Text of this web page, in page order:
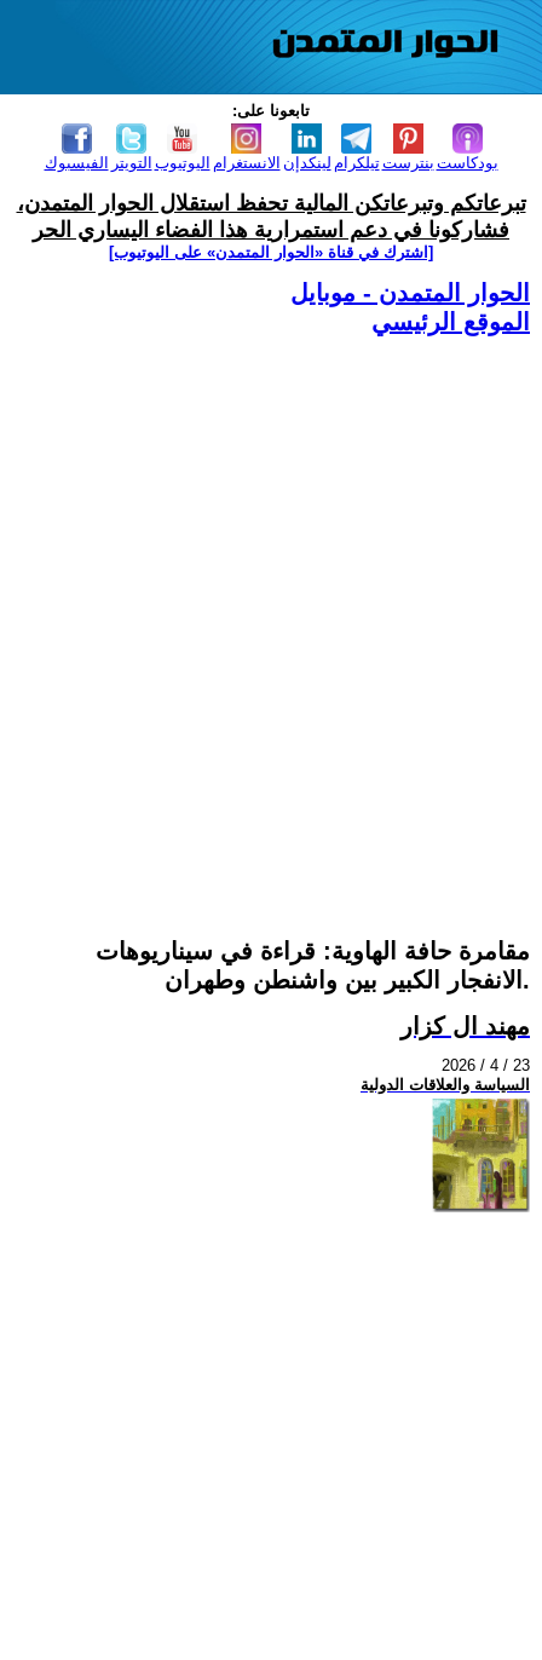
تابعونا على:
الفيسبوك التويتر اليوتيوب الانستغرام لينكدإن تيلكرامبنترست بودكاست
تبرعاتكم وتبرعاتكن المالية تحفظ استقلال الحوار المتمدن،
فشاركونا في دعم استمرارية هذا الفضاء اليساري الحر
[اشترك في قناة ‫«الحوار المتمدن» على اليوتيوب]
الحوار المتمدن - موبايل
الموقع الرئيسي
مقامرة حافة الهاوية: قراءة في سيناريوهات
الانفجار الكبير بين واشنطن وطهران.
مهند ال كزار
2026 / 4 / 23
السياسة والعلاقات الدولية